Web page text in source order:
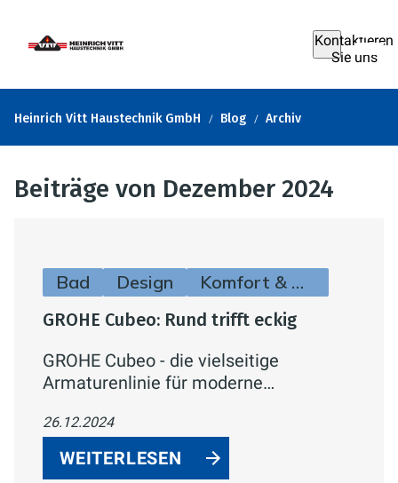
Kontaktieren
Sie uns
Heinrich Vitt Haustechnik GmbH Blog Archiv
Beiträge von Dezember 2024
Bad Design Komfort & Hygiene
GROHE Cubeo: Rund trifft eckig
GROHE Cubeo - die vielseitige
Armaturenlinie für moderne
minimalistischen Soft-Square-Design
vereint sie runde und eckige Formen
und passt sich jedem Badezimmerstil
26.12.2024
WEITERLESEN